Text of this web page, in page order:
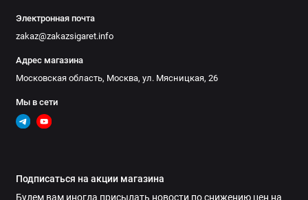
Электронная почта
zakaz@zakazsigaret.info
Адрес магазина
Московская область, Москва, ул. Мясницкая, 26
Мы в сети
Подписаться на акции магазина
Будем вам иногда присылать новости по снижению цен на